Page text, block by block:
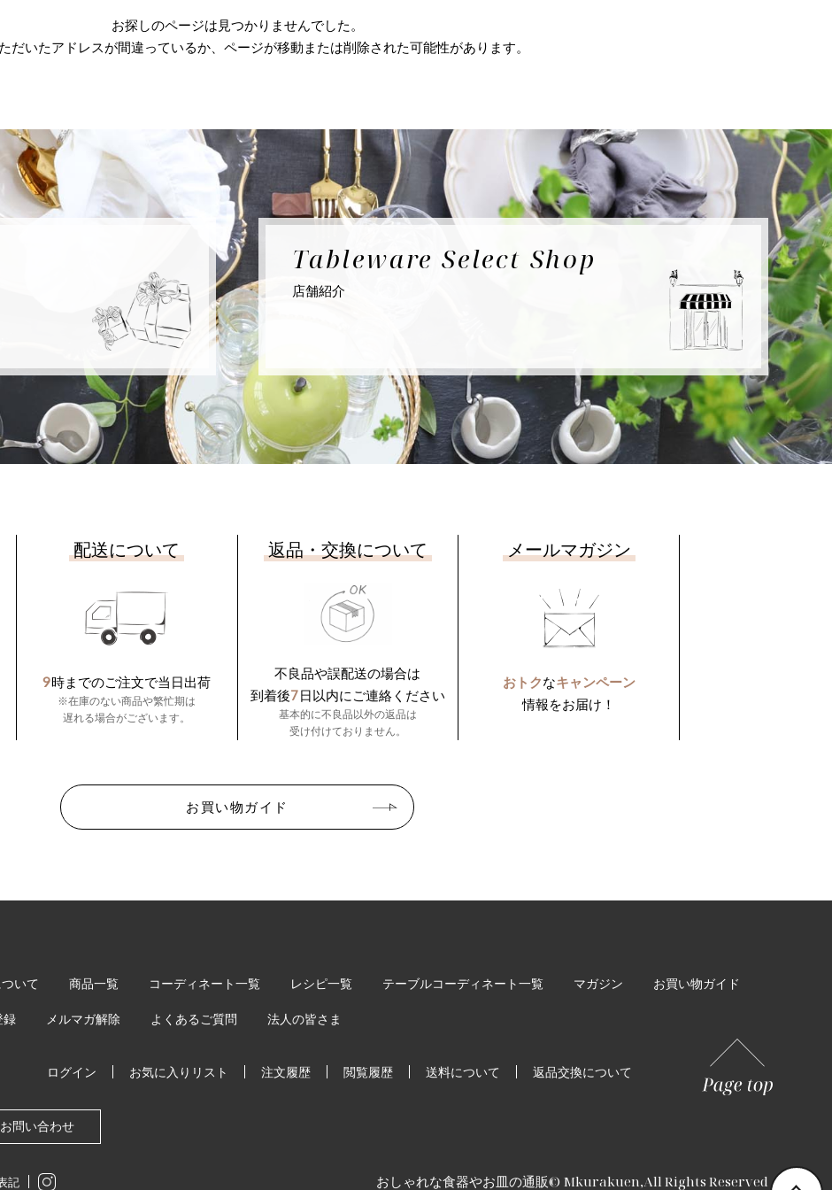
お探しのページは見つかりませんでした。
だいたアドレスが間違っているか、ページが移動または削除された可能性があります。
TablewareSelect Shop
店舗紹介
配送について
9時までのご注文で当日出荷
※在庫のない商品や繁忙期は
遅れる場合がございます。
返品・交換について
不良品や誤配送の場合は
到着後7日以内にご連絡ください
基本的に不良品以外の返品は
受け付けておりません。
メールマガジン
おトクなキャンペーン
情報をお届け！
お買い物ガイド
いて 商品一覧 コーディネート一覧 レシピ一覧 テーブルコーディネート一覧 マガジン お買い物ガイド
録 メルマガ解除 よくあるご質問 法人の皆さま
ログイン お気に入りリスト 注文履歴 閲覧履歴 送料について 返品交換について
お問い合わせ
記 おしゃれな食器やお皿の通販© Mkurakuen,All Rights Reserved